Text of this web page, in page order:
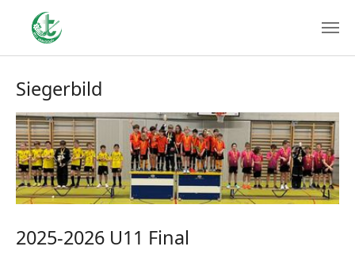
Siegerbild
2025-2026 U11 Final